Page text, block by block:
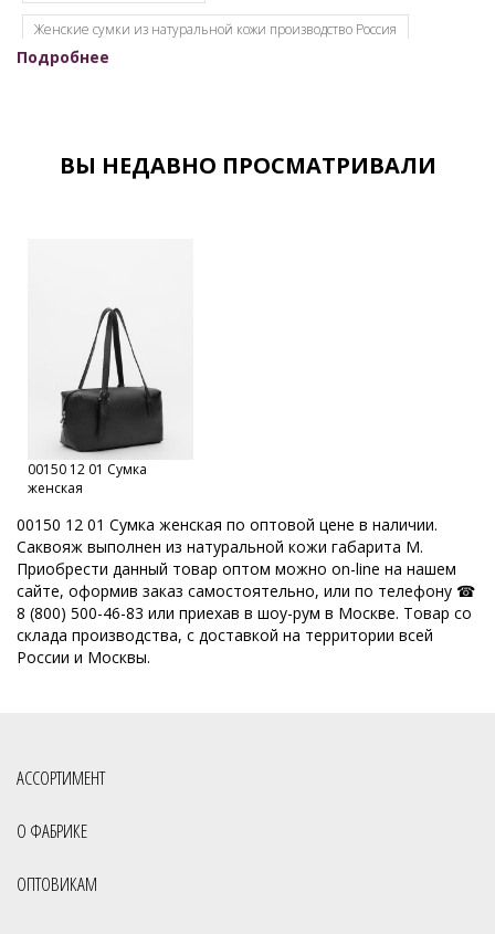
Женские сумки из натуральной кожи производство Россия
Женские сумки OSSO
Оптовый склад сумок в Москве
Качественные кожаные сумки Российского производителя
Кировские сумки
Кожаные сумки оптом от производителя
Производитель сумок из натуральной кожи в России
Сумки оптом Москва Сумки от производителя
Модные сумки оптом Оптовая продажа сумок
Набор сумок оптом Кожгалантерейная фабрика
Оптовая база сумок ОССО сумки оптом Киров
Кожаные сумки оптом
Подробнее
ВЫ НЕДАВНО ПРОСМАТРИВАЛИ
00150 12 01 Сумка
женская
00150 12 01 Сумка женская по оптовой цене в наличии.
Саквояж выполнен из натуральной кожи габарита M.
Приобрести данный товар оптом можно on-line на нашем
сайте, оформив заказ самостоятельно, или по телефону ☎
8 (800) 500-46-83 или приехав в шоу-рум в Москве. Товар со
склада производства, с доставкой на территории всей
России и Москвы.
АССОРТИМЕНТ
О ФАБРИКЕ
ОПТОВИКАМ